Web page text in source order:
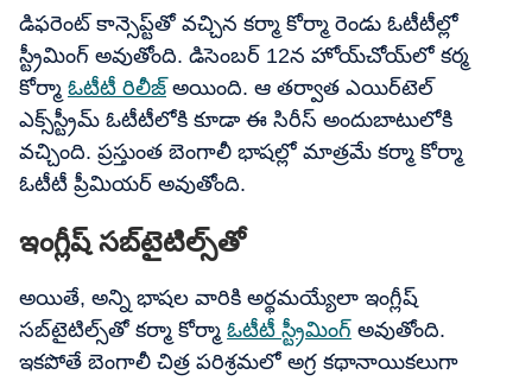
డిఫరెంట్ కాన్సెప్ట్‌తో వచ్చిన కర్మా కోర్మా రెండు ఓటీటీల్లో
స్ట్రీమింగ్ అవుతోంది. డిసెంబర్ 12న హోయ్‌చోయ్‌లో కర్మ
కోర్మా ఓటీటీ రిలీజ్ అయింది. ఆ తర్వాత ఎయిర్‌టెల్
ఎక్స్‌స్ట్రీమ్ ఓటీటీలోకి కూడా ఈ సిరీస్ అందుబాటులోకి
వచ్చింది. ప్రస్తుంత బెంగాలీ భాషల్లో మాత్రమే కర్మా కోర్మా
ఓటీటీ ప్రీమియర్ అవుతోంది.
ఇంగ్లీష్ సబ్‌టైటిల్స్‌తో
అయితే, అన్ని భాషల వారికి అర్థమయ్యేలా ఇంగ్లీష్
సబ్‌టైటిల్స్‌తో కర్మా కోర్మా ఓటీటీ స్ట్రీమింగ్ అవుతోంది.
ఇకపోతే బెంగాలీ చిత్ర పరిశ్రమలో అగ్ర కథానాయికలుగా